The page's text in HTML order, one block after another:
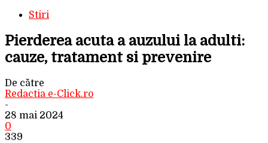
Stiri
Pierderea acuta a auzului la adulti:
cauze, tratament si prevenire
De către
Redactia e-Click.ro
-
28 mai 2024
0
339